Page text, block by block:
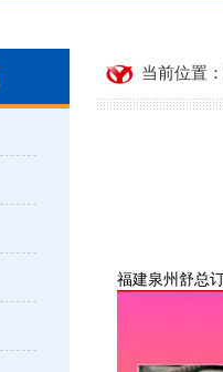
当前位置
福建泉州舒总